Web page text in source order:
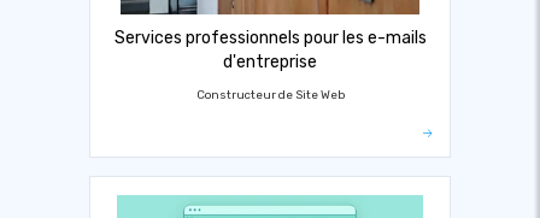
Services professionnels pour les e-mails
d'entreprise
Constructeur de Site Web